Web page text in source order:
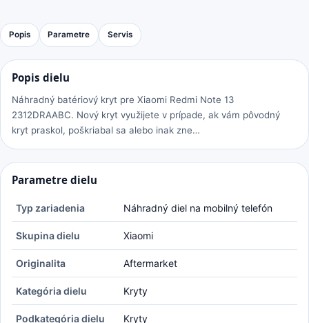
Popis Parametre Servis
Popis dielu
Náhradný batériový kryt pre Xiaomi Redmi Note 13
2312DRAABC. Nový kryt využijete v prípade, ak vám pôvodný
kryt praskol, poškriabal sa alebo inak zne…
Parametre dielu
Typ zariadenia Náhradný diel na mobilný telefón
Skupina dielu Xiaomi
Originalita Aftermarket
Kategória dielu Kryty
Podkategória dielu Kryty